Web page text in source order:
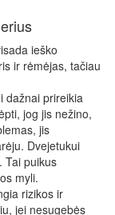
ieško
ir rėmėjas, tačiau
dažnai prireikia
jog jis nežino,
jis
Dvejetukui
Tai puikus
myli.
rizikos ir
jei nesugebės